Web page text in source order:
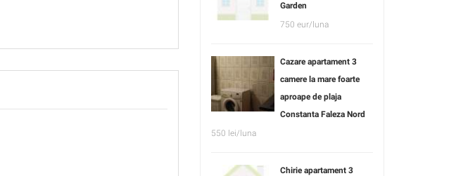
Garden
750 eur/luna
Cazare apartament 3
camere la mare foarte
aproape de plaja
Constanta Faleza Nord
550 lei/luna
Chirie apartament 3